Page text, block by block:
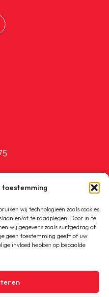
toestemming
wij technologieën zoals cookies
en/of te raadplegen. Door in te
wij gegevens zoals surfgedrag of
geen toestemming geeft of uw
invloed hebben op bepaalde